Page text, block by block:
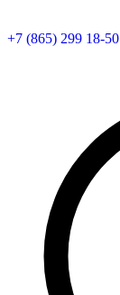
+7 (865) 299 18-50